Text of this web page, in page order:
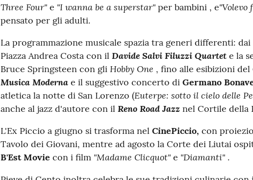
Three Four"e "I wanna be a superstar"per bambini , e"Volevo
pensato per gli adulti.
La programmazione musicale spazia tra generi differenti:
Piazza Andrea Costa con il Davide Salvi Filuzzi Quartet e la
Bruce Springsteen con gli Hobby One , fino alle esibizioni del
Musica Moderna e il suggestivo concerto di Germano
atletica la notte di San Lorenzo (Euterpe: sotto il cielo delle
anche al jazz d'autore con il Reno Road Jazznel Cortile della
L'Ex Piccio a giugno si trasforma nel CinePiccio, con
Tavolo dei Giovani, mentre ad agosto la Corte dei Liutai
B'Est Movie con i film "Madame Clicquot"e "Diamanti".